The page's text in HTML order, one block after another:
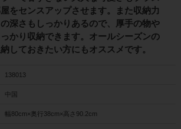
をセンスアップさせます。また収納力
深さもしっかりあるので、厚手の物や
かり収納できます。オールシーズンの
しておきたい方にもオススメです。
138013
中国
幅80cm×奥行38cm×高さ90.2cm